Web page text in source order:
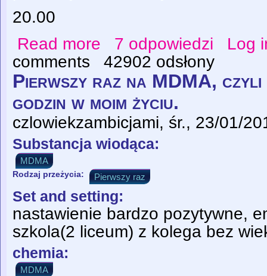
20.00
Read more about Przedawkowanie mdma
7 odpowiedzi
Log
comments
42902 odsłony
Pierwszy raz na MDMA,
godzin w moim życiu.
czlowiekzambicjami, śr., 23/01/
Substancja wiodąca:
MDMA
Rodzaj przeżycia: Pierwszy raz
Set and setting:
nastawienie bardzo pozytywne,
szkola(2 liceum) z kolega bez
chemia:
MDMA